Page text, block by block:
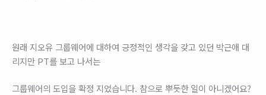
원래 지오유 그룹웨어에 대하여 긍정적인 생각을 갖고 있던 박근애 대
리지만 PT를 보고 나서는
그룹웨어의 도입을 확정 지었습니다. 참으로 뿌듯한 일이 아니겠어요?